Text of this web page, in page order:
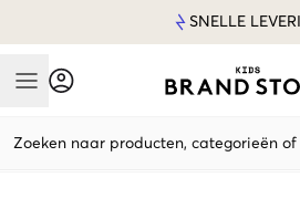
SNELLE
Mobile Menu
Zoeken naar producten, categorieën of